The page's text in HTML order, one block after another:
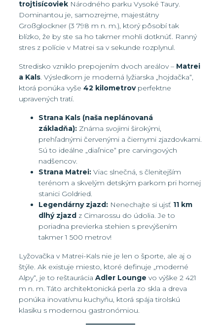
trojtisícoviek Národného parku Vysoké Taury.
Dominantou je, samozrejme, majestátny
Großglockner (3 798 m n. m.), ktorý pôsobí tak
blízko, že by ste sa ho takmer mohli dotknúť. Ranný
stres z polície v Matrei sa v sekunde rozplynul.
Stredisko vzniklo prepojením dvoch areálov – Matrei
a Kals. Výsledkom je moderná lyžiarska „hojdačka“,
ktorá ponúka vyše 42 kilometrovperfektne
upravených tratí.
Strana Kals (naša neplánovaná
základňa): Známa svojimi širokými,
prehľadnými červenými a čiernymi zjazdovkami.
Sú to ideálne „diaľnice“ pre carvingových
nadšencov.
Strana Matrei: Viac slnečná, s členitejším
terénom a skvelým detským parkom pri hornej
stanici Goldried.
Legendárny zjazd: Nenechajte si ujsť 11 km
dlhý zjazd z Cimarossu do údolia. Je to
poriadna previerka stehien s prevýšením
takmer 1 500 metrov!
Lyžovačka v Matrei-Kals nie je len o športe, ale aj o
štýle. Ak existuje miesto, ktoré definuje „moderné
Alpy“, je to reštaurácia Adler Lounge vo výške 2 421
m n. m. Táto architektonická perla zo skla a dreva
ponúka inovatívnu kuchyňu, ktorá spája tirolskú
klasiku s modernou gastronómiou.